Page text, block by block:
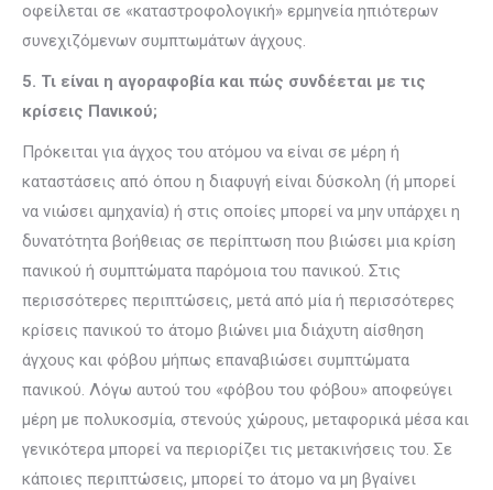
οφείλεται σε «καταστροφολογική» ερμηνεία ηπιότερων
συνεχιζόμενων συμπτωμάτων άγχους.
5. Τι είναι η αγοραφοβία και πώς συνδέεται με τις
κρίσεις Πανικού;
Πρόκειται για άγχος του ατόμου να είναι σε μέρη ή
καταστάσεις από όπου η διαφυγή είναι δύσκολη (ή μπορεί
να νιώσει αμηχανία) ή στις οποίες μπορεί να μην υπάρχει η
δυνατότητα βοήθειας σε περίπτωση που βιώσει μια κρίση
πανικού ή συμπτώματα παρόμοια του πανικού. Στις
περισσότερες περιπτώσεις, μετά από μία ή περισσότερες
κρίσεις πανικού το άτομο βιώνει μια διάχυτη αίσθηση
άγχους και φόβου μήπως επαναβιώσει συμπτώματα
πανικού. Λόγω αυτού του «φόβου του φόβου» αποφεύγει
μέρη με πολυκοσμία, στενούς χώρους, μεταφορικά μέσα και
γενικότερα μπορεί να περιορίζει τις μετακινήσεις του. Σε
κάποιες περιπτώσεις, μπορεί το άτομο να μη βγαίνει